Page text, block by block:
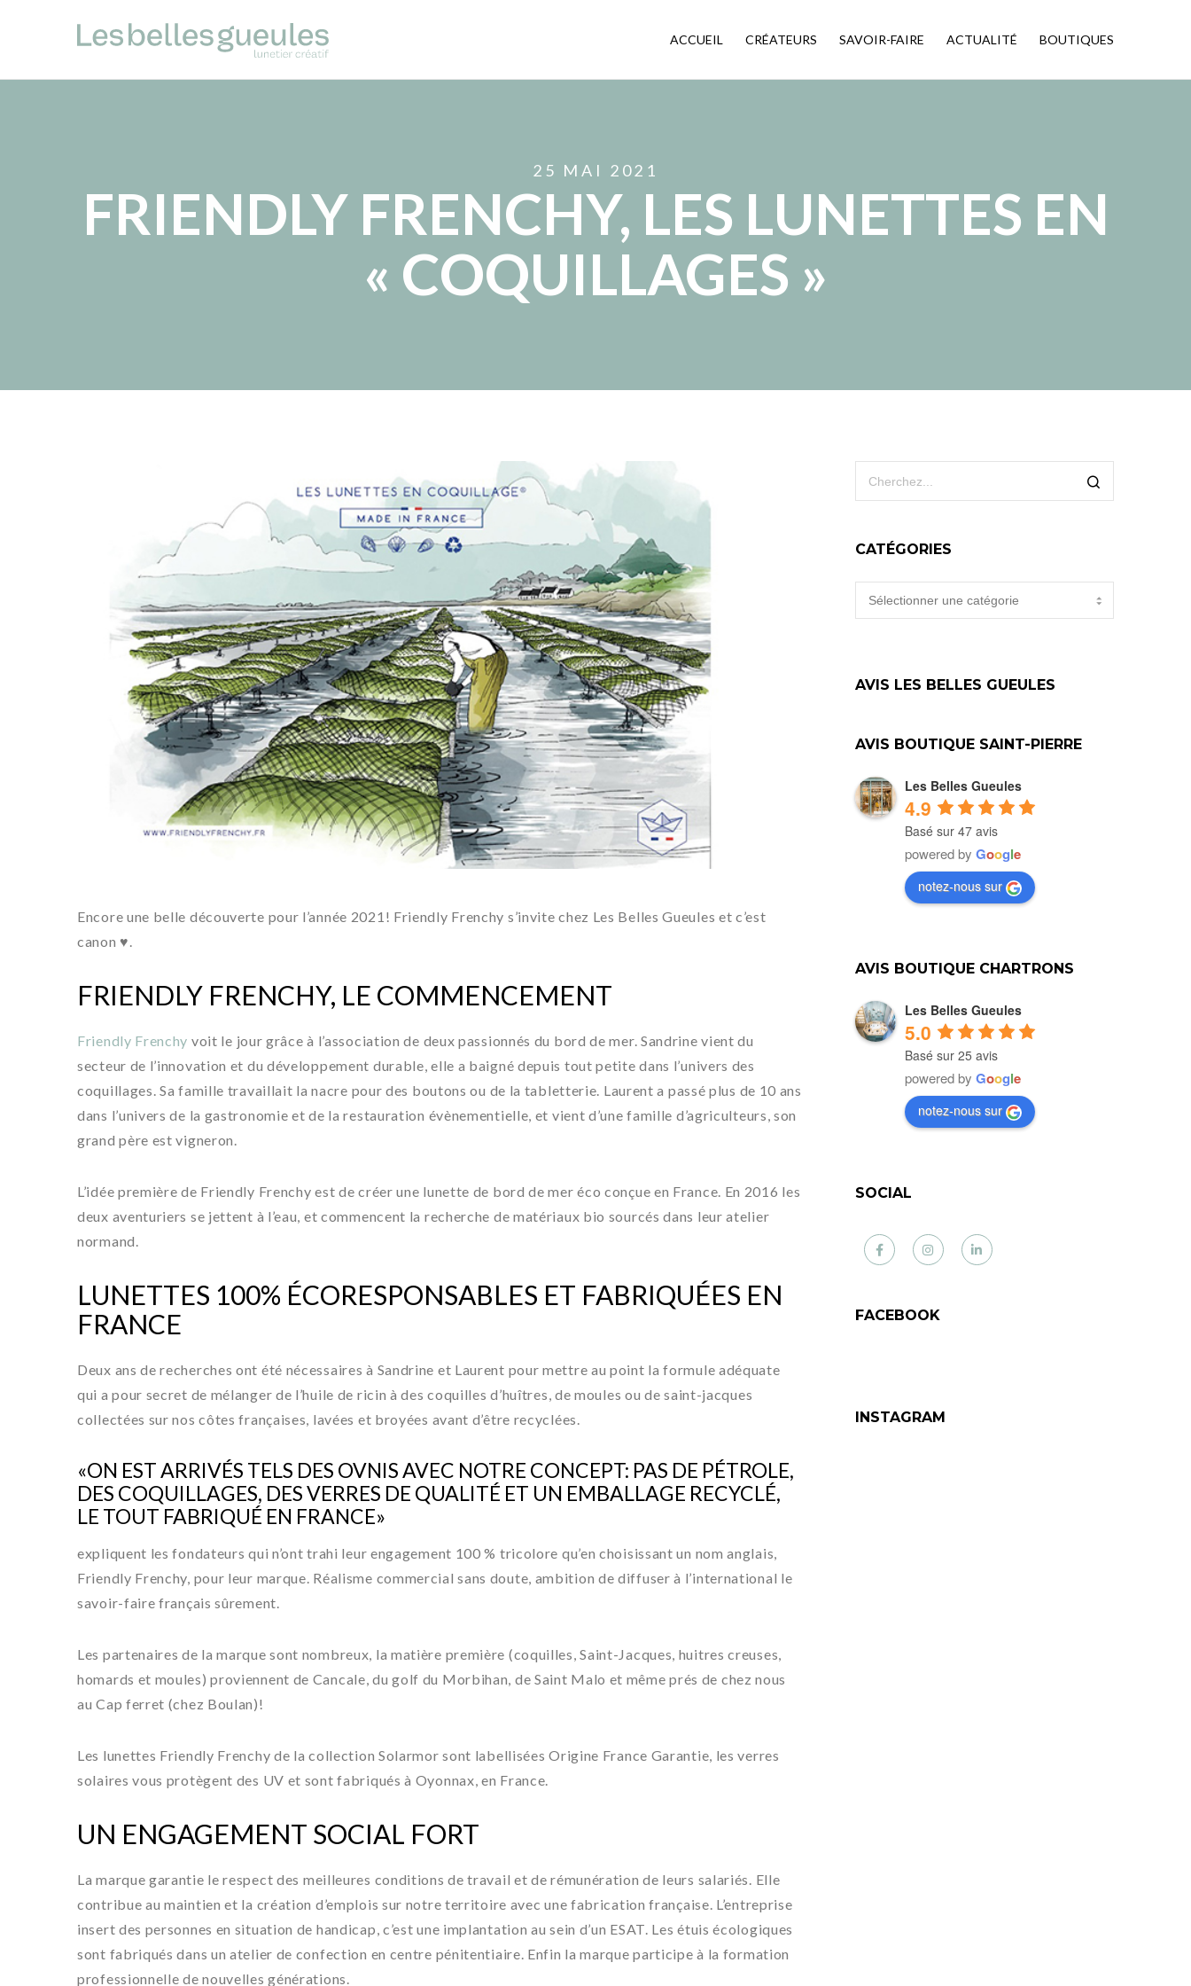
ACCUEIL CRÉATEURS SAVOIR-FAIRE ACTUALITÉ BOUTIQUES
25 MAI 2021
FRIENDLY FRENCHY, LES LUNETTES EN
« COQUILLAGES »
Encore une belle découverte pour l’année 2021! Friendly Frenchy s’invite chez Les Belles Gueules et c’est
canon ♥.
FRIENDLY FRENCHY, LE COMMENCEMENT
Friendly Frenchy voit le jour grâce à l’association de deux passionnés du bord de mer. Sandrine vient du
secteur de l’innovation et du développement durable, elle a baigné depuis tout petite dans l’univers des
coquillages. Sa famille travaillait la nacre pour des boutons ou de la tabletterie. Laurent a passé plus de 10 ans
dans l’univers de la gastronomie et de la restauration évènementielle, et vient d’une famille d’agriculteurs, son
grand père est vigneron.
L’idée première de Friendly Frenchy est de créer une lunette de bord de mer éco conçue en France. En 2016 les
deux aventuriers se jettent à l’eau, et commencent la recherche de matériaux bio sourcés dans leur atelier
normand.
LUNETTES 100% ÉCORESPONSABLES ET FABRIQUÉES EN
FRANCE
Deux ans de recherches ont été nécessaires à Sandrine et Laurent pour mettre au point la formule adéquate
qui a pour secret de mélanger de l’huile de ricin à des coquilles d’huîtres, de moules ou de saint-jacques
collectées sur nos côtes françaises, lavées et broyées avant d’être recyclées.
«ON EST ARRIVÉS TELS DES OVNIS AVEC NOTRE CONCEPT: PAS DE PÉTROLE,
DES COQUILLAGES, DES VERRES DE QUALITÉ ET UN EMBALLAGE RECYCLÉ,
LE TOUT FABRIQUÉ EN FRANCE»
expliquent les fondateurs qui n’ont trahi leur engagement 100 % tricolore qu’en choisissant un nom anglais,
Friendly Frenchy, pour leur marque. Réalisme commercial sans doute, ambition de diffuser à l’international le
savoir-faire français sûrement.
Les partenaires de la marque sont nombreux, la matière première (coquilles, Saint-Jacques, huitres creuses,
homards et moules) proviennent de Cancale, du golf du Morbihan, de Saint Malo et même prés de chez nous
au Cap ferret (chez Boulan)!
Les lunettes Friendly Frenchy de la collection Solarmor sont labellisées Origine France Garantie, les verres
solaires vous protègent des UV et sont fabriqués à Oyonnax, en France.
UN ENGAGEMENT SOCIAL FORT
La marque garantie le respect des meilleures conditions de travail et de rémunération de leurs salariés. Elle
contribue au maintien et la création d’emplois sur notre territoire avec une fabrication française. L’entreprise
insert des personnes en situation de handicap, c’est une implantation au sein d’un ESAT. Les étuis écologiques
sont fabriqués dans un atelier de confection en centre pénitentiaire. Enfin la marque participe à la formation
professionnelle de nouvelles générations.
CATÉGORIES
CATÉGORIES
AVIS LES BELLES GUEULES
AVIS BOUTIQUE SAINT-PIERRE
Les Belles Gueules
4.9
Basé sur 47 avis
powered by Google
notez-nous sur
AVIS BOUTIQUE CHARTRONS
Les Belles Gueules
5.0
Basé sur 25 avis
powered by Google
notez-nous sur
SOCIAL
Facebook Instagram LinkedIn
FACEBOOK
INSTAGRAM